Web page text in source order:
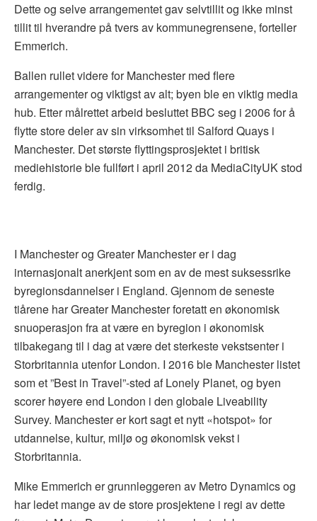
Dette og selve arrangementet gav selvtillit og ikke minst
tillit til hverandre på tvers av kommunegrensene, forteller
Emmerich.
Ballen rullet videre for Manchester med flere
arrangementer og viktigst av alt; byen ble en viktig media
hub. Etter målrettet arbeid besluttet BBC seg i 2006 for å
flytte store deler av sin virksomhet til Salford Quays i
Manchester. Det største flyttingsprosjektet i britisk
mediehistorie ble fullført i april 2012 da MediaCityUK stod
ferdig.
I Manchester og Greater Manchester er i dag
internasjonalt anerkjent som en av de mest suksessrike
byregionsdannelser i England. Gjennom de seneste
tiårene har Greater Manchester foretatt en økonomisk
snuoperasjon fra at være en byregion i økonomisk
tilbakegang til i dag at være det sterkeste vekstsenter i
Storbritannia utenfor London. I 2016 ble Manchester listet
som et ”Best in Travel”-sted af Lonely Planet, og byen
scorer høyere end London i den globale Liveability
Survey. Manchester er kort sagt et nytt «hotspot» for
utdannelse, kultur, miljø og økonomisk vekst i
Storbritannia.
Mike Emmerich er grunnleggeren av Metro Dynamics og
har ledet mange av de store prosjektene i regi av dette